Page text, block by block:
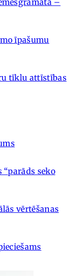
īpašumu
tīklu attīstības
seko
vērtēšanas